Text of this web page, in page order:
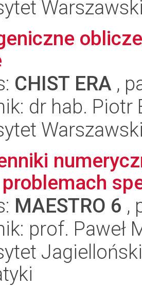
CHIST ERA ,
dr hab. Piotr
MAESTRO 6 ,
prof. Paweł